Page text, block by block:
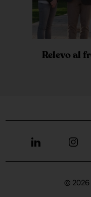
Relevo al
© 2026